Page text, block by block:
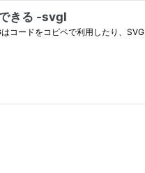
きる -svgl
コードをコピペで利用したり、SVG